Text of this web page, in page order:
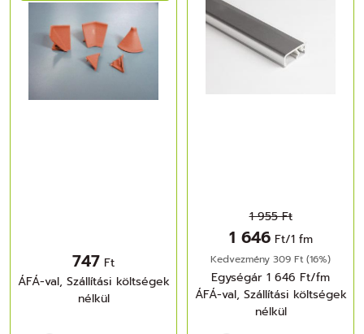
747 Ft
ÁFÁ-val, Szállítási költségek
nélkül
1 955 Ft
1 646 Ft/1 fm
Kedvezmény 309 Ft (16%)
Egységár 1 646 Ft/fm
ÁFÁ-val, Szállítási költségek
nélkül